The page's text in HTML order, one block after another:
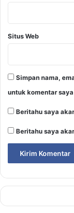
Situs Web
Simpan nama,
untuk komentar
Beritahu saya
Beritahu saya